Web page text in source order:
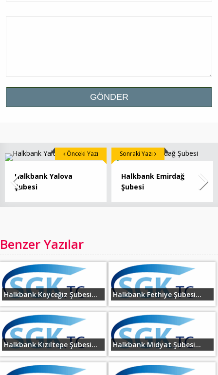
Halkbank Yalova
Şubesi
Önceki Yazı
Halkbank Emirdağ
Şubesi
Sonraki Yazı
Benzer Yazılar
Halkbank Köyceğiz Şubesi... Halkbank Fethiye Şubesi...
Halkbank Kızıltepe Şubesi... Halkbank Midyat Şubesi...